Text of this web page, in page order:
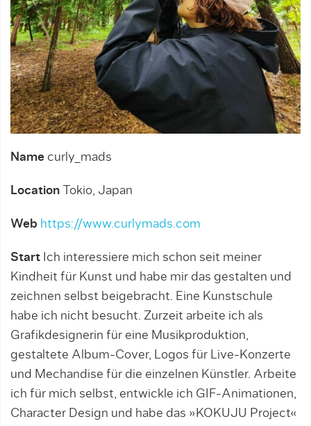
Name curly_mads
Location Tokio, Japan
Web https://www.curlymads.com
Start Ich interessiere mich schon seit meiner
Kindheit für Kunst und habe mir das gestalten und
zeichnen selbst beigebracht. Eine Kunstschule
habe ich nicht besucht. Zurzeit arbeite ich als
Grafikdesignerin für eine Musikproduktion,
gestaltete Album-Cover, Logos für Live-Konzerte
und Mechandise für die einzelnen Künstler. Arbeite
ich für mich selbst, entwickle ich GIF-Animationen,
Character Design und habe das »KOKUJU Project«